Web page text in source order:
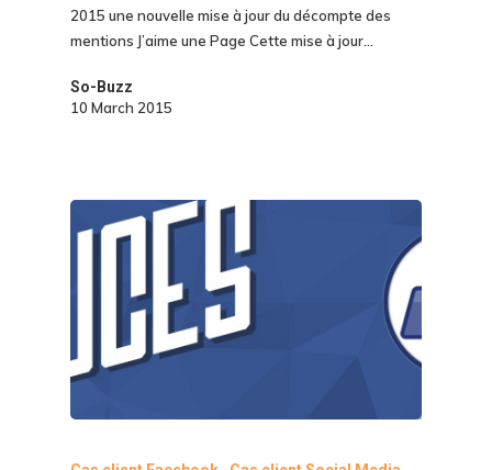
2015 une nouvelle mise à jour du décompte des
mentions J’aime une Page Cette mise à jour…
So-Buzz
10 March 2015